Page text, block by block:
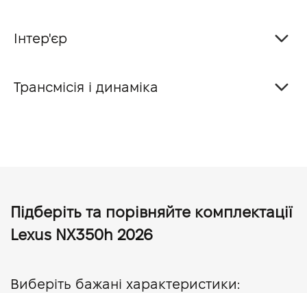
Інтер'єр
Трансмісія і динаміка
Підберіть та порівняйте комплектації
Lexus NX350h 2026
Виберіть бажані характеристики: